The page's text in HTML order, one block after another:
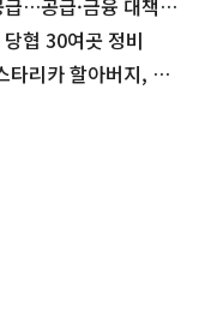
…공급·금융 대책
협 30여곳 정비
리카 할아버지, 세